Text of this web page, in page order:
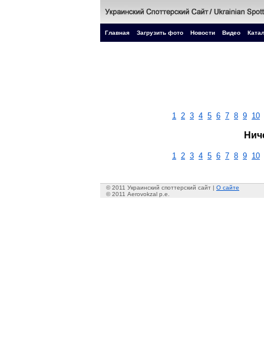
Главная Загрузить фото Новости Видео
1 2 3 4 5 6 7 8 9 10
1 2 3 4 5 6 7 8 9 10
© 2011 Украинский споттерский сайт | О сайте
© 2011 Aerovokzal p.e.